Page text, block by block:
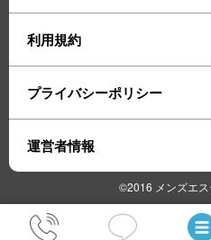
利用規約
プライバシーポリシー
運営者情報
©2016 メンズエス